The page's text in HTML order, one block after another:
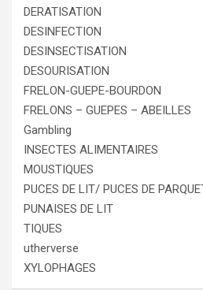
DERATISATION
DESINFECTION
DESINSECTISATION
DESOURISATION
FRELON-GUEPE-BOURDON
FRELONS – GUEPES – ABEILLES
Gambling
INSECTES ALIMENTAIRES
MOUSTIQUES
PUCES DE LIT/ PUCES DE
PUNAISES DE LIT
TIQUES
utherverse
XYLOPHAGES